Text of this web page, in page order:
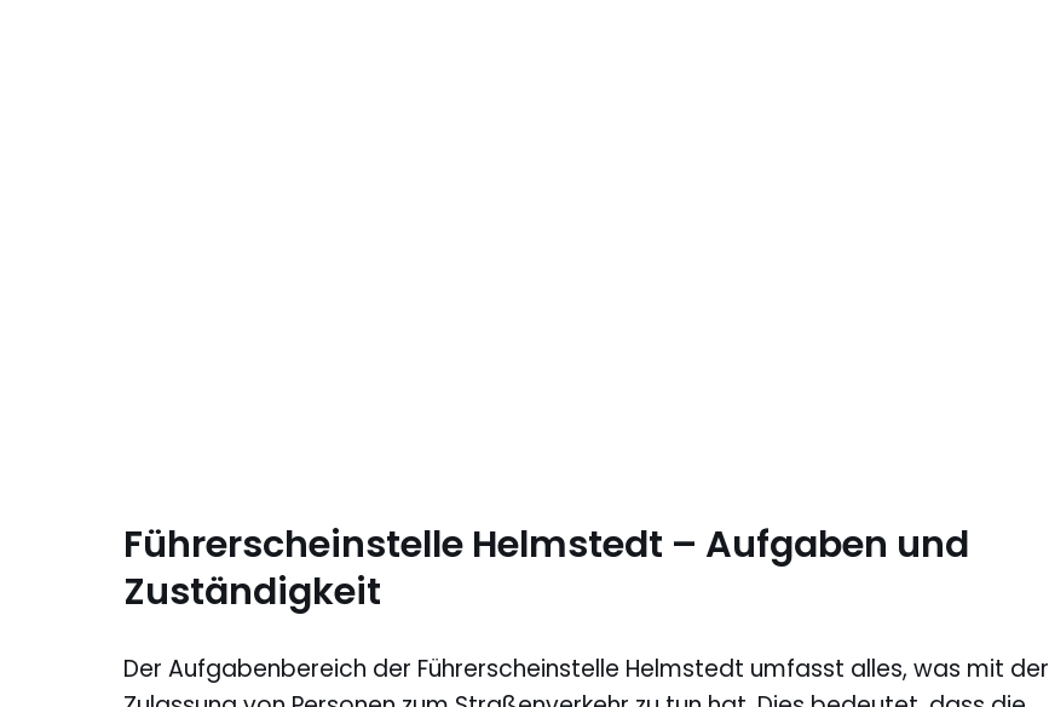
Führerscheinstelle Helmstedt – Aufgaben und
Zuständigkeit
Der Aufgabenbereich der Führerscheinstelle Helmstedt umfasst alles, was mit der